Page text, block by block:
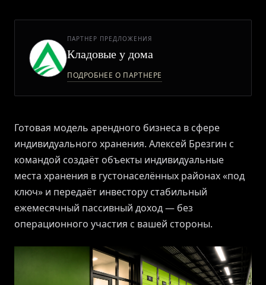
ЖУРНАЛ
ВХОД
ПАРТНЕР ПРЕДЛОЖЕНИЯ
Кладовые у дома
ПОДРОБНЕЕ О ПАРТНЕРЕ
Готовая модель арендного бизнеса в сфере
индивидуального хранения. Алексей Брезгин с
командой создаёт объекты индивидуальные
места хранения в густонаселённых районах «под
ключ» и передаёт инвестору стабильный
ежемесячный пассивный доход — без
операционного участия с вашей стороны.